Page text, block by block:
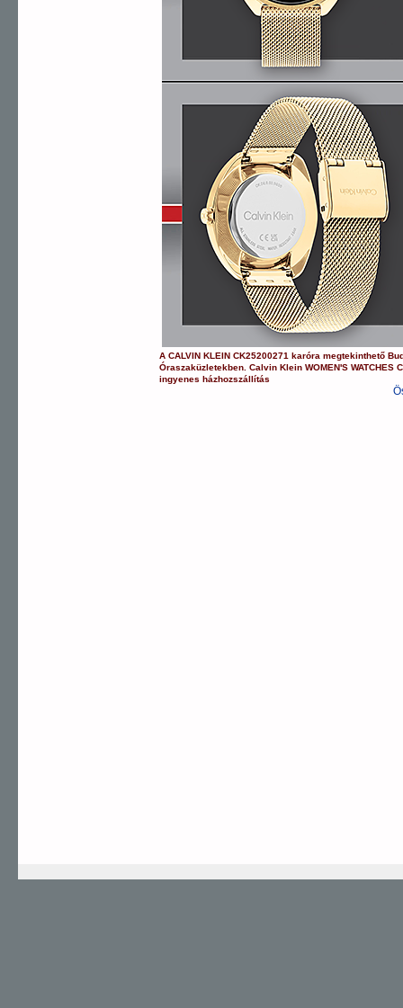
ACALVIN KLEIN CK25200271 karóra megtekinthető
Óraszaküzletekben.Calvin Klein WOMEN'S WATCHES
ingyenes házhozszállítás